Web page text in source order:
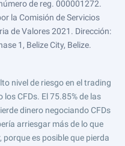
de reg. 000001272.
la Comisión de Servicios
de Valores 2021. Dirección:
1, Belize City, Belize.
nivel de riesgo en el trading
CFDs. El 75.85% de las
dinero negociando CFDs
arriesgar más de lo que
es posible que pierda